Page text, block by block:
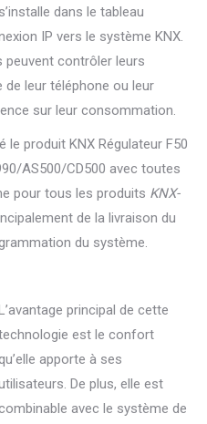
dans le tableau
IP vers le système KNX.
peuvent contrôler leurs
de leur téléphone ou leur
sur leur consommation.
le produit KNX Régulateur F50
AS500/CD500 avec toutes
pour tous les produits KNX-
de la livraison du
du système.
L’avantage principal de cette
est le confort
apporte à ses
De plus, elle est
avec le système de